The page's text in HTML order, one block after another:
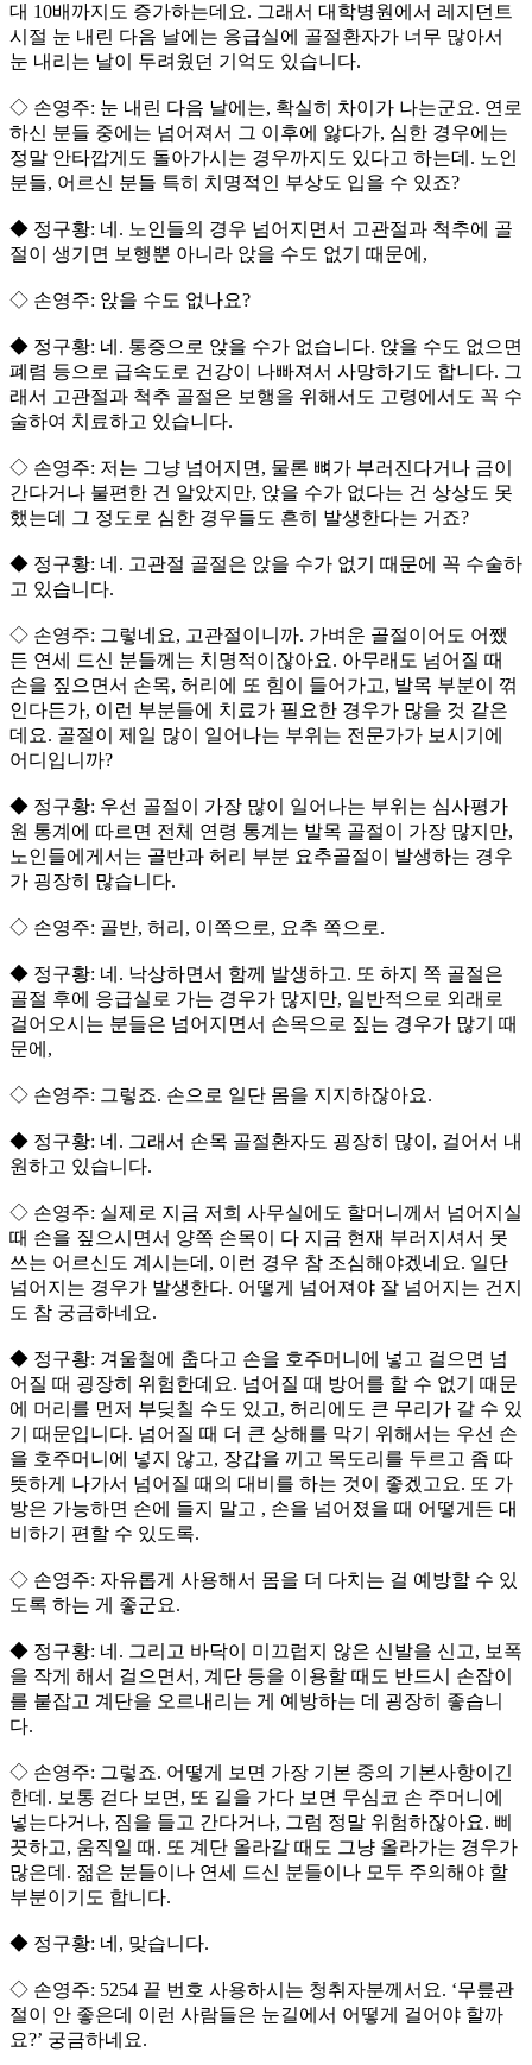
대 10배까지도 증가하는데요. 그래서 대학병원에서 레지던트
시절 눈 내린 다음 날에는 응급실에 골절환자가 너무 많아서
눈 내리는 날이 두려웠던 기억도 있습니다.
◇ 손영주: 눈 내린 다음 날에는, 확실히 차이가 나는군요. 연로
하신 분들 중에는 넘어져서 그 이후에 앓다가, 심한 경우에는
정말 안타깝게도 돌아가시는 경우까지도 있다고 하는데. 노인
분들, 어르신 분들 특히 치명적인 부상도 입을 수 있죠?
◆ 정구황: 네. 노인들의 경우 넘어지면서 고관절과 척추에 골
절이 생기면 보행뿐 아니라 앉을 수도 없기 때문에,
◇ 손영주: 앉을 수도 없나요?
◆ 정구황: 네. 통증으로 앉을 수가 없습니다. 앉을 수도 없으면
폐렴 등으로 급속도로 건강이 나빠져서 사망하기도 합니다. 그
래서 고관절과 척추 골절은 보행을 위해서도 고령에서도 꼭 수
술하여 치료하고 있습니다.
◇ 손영주: 저는 그냥 넘어지면, 물론 뼈가 부러진다거나 금이
간다거나 불편한 건 알았지만, 앉을 수가 없다는 건 상상도 못
했는데 그 정도로 심한 경우들도 흔히 발생한다는 거죠?
◆ 정구황: 네. 고관절 골절은 앉을 수가 없기 때문에 꼭 수술하
고 있습니다.
◇ 손영주: 그렇네요, 고관절이니까. 가벼운 골절이어도 어쨌
든 연세 드신 분들께는 치명적이잖아요. 아무래도 넘어질 때
손을 짚으면서 손목, 허리에 또 힘이 들어가고, 발목 부분이 꺾
인다든가, 이런 부분들에 치료가 필요한 경우가 많을 것 같은
데요. 골절이 제일 많이 일어나는 부위는 전문가가 보시기에
어디입니까?
◆ 정구황: 우선 골절이 가장 많이 일어나는 부위는 심사평가
원 통계에 따르면 전체 연령 통계는 발목 골절이 가장 많지만,
노인들에게서는 골반과 허리 부분 요추골절이 발생하는 경우
가 굉장히 많습니다.
◇ 손영주: 골반, 허리, 이쪽으로, 요추 쪽으로.
◆ 정구황: 네. 낙상하면서 함께 발생하고. 또 하지 쪽 골절은
골절 후에 응급실로 가는 경우가 많지만, 일반적으로 외래로
걸어오시는 분들은 넘어지면서 손목으로 짚는 경우가 많기 때
문에,
◇ 손영주: 그렇죠. 손으로 일단 몸을 지지하잖아요.
◆ 정구황: 네. 그래서 손목 골절환자도 굉장히 많이, 걸어서 내
원하고 있습니다.
◇ 손영주: 실제로 지금 저희 사무실에도 할머니께서 넘어지실
때 손을 짚으시면서 양쪽 손목이 다 지금 현재 부러지셔서 못
쓰는 어르신도 계시는데, 이런 경우 참 조심해야겠네요. 일단
넘어지는 경우가 발생한다. 어떻게 넘어져야 잘 넘어지는 건지
도 참 궁금하네요.
◆ 정구황: 겨울철에 춥다고 손을 호주머니에 넣고 걸으면 넘
어질 때 굉장히 위험한데요. 넘어질 때 방어를 할 수 없기 때문
에 머리를 먼저 부딪칠 수도 있고, 허리에도 큰 무리가 갈 수 있
기 때문입니다. 넘어질 때 더 큰 상해를 막기 위해서는 우선 손
을 호주머니에 넣지 않고, 장갑을 끼고 목도리를 두르고 좀 따
뜻하게 나가서 넘어질 때의 대비를 하는 것이 좋겠고요. 또 가
방은 가능하면 손에 들지 말고 , 손을 넘어졌을 때 어떻게든 대
비하기 편할 수 있도록.
◇ 손영주: 자유롭게 사용해서 몸을 더 다치는 걸 예방할 수 있
도록 하는 게 좋군요.
◆ 정구황: 네. 그리고 바닥이 미끄럽지 않은 신발을 신고, 보폭
을 작게 해서 걸으면서, 계단 등을 이용할 때도 반드시 손잡이
를 붙잡고 계단을 오르내리는 게 예방하는 데 굉장히 좋습니
다.
◇ 손영주: 그렇죠. 어떻게 보면 가장 기본 중의 기본사항이긴
한데. 보통 걷다 보면, 또 길을 가다 보면 무심코 손 주머니에
넣는다거나, 짐을 들고 간다거나, 그럼 정말 위험하잖아요. 삐
끗하고, 움직일 때. 또 계단 올라갈 때도 그냥 올라가는 경우가
많은데. 젊은 분들이나 연세 드신 분들이나 모두 주의해야 할
부분이기도 합니다.
◆ 정구황: 네, 맞습니다.
◇ 손영주: 5254 끝 번호 사용하시는 청취자분께서요. ‘무릎관
절이 안 좋은데 이런 사람들은 눈길에서 어떻게 걸어야 할까
요?’ 궁금하네요.